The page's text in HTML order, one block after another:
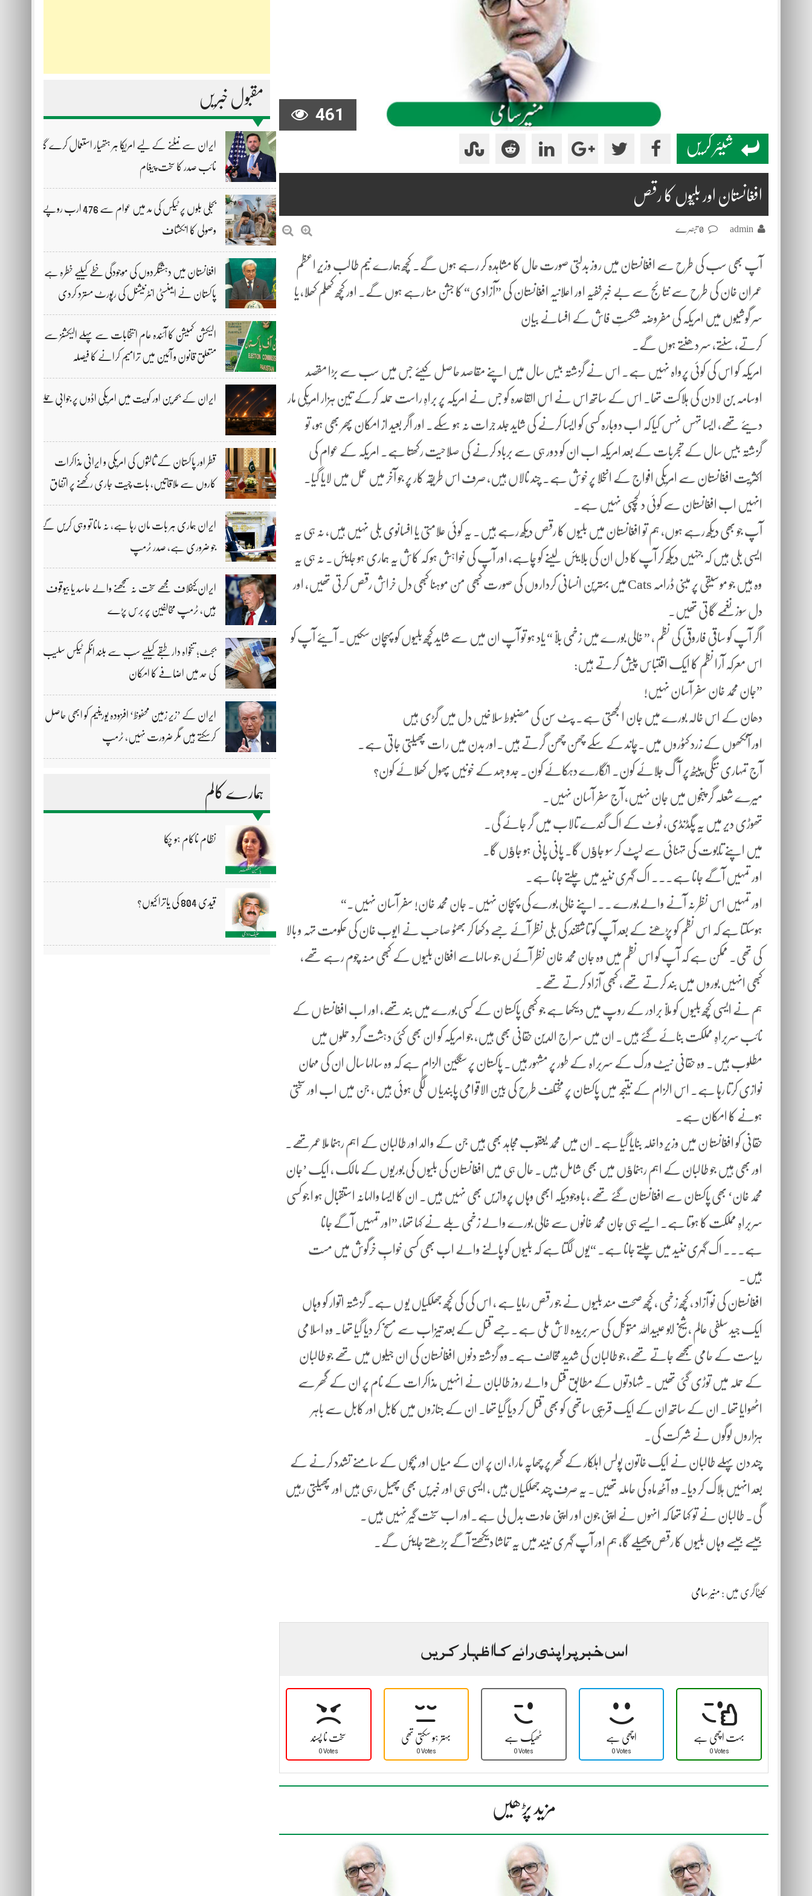
مقبول خبریں
ایران سے نمٹنے کے لیے امریکا ہر ہتھیار استعمال کرے گا،
نائب صدر کا سخت پیغام
بجلی بلوں پر ٹیکس کی مد میں عوام سے 476 ارب روپے
وصولی کا انکشاف
افغانستان میں دہشتگردوں کی موجودگی خطے کیلیے خطرہ ہے،
پاکستان نے ایمنسٹی انٹرنیشنل کی رپورٹ مسترد کردی
الیکشن کمیشن کا آئندہ عام انتخابات سے پہلے الیکشنز سے
متعلق قانون و آئین میں ترامیم کرانے کا فیصلہ
ایران کے بحرین اور کویت میں امریکی اڈوں پر جوابی حملے
قطر اور پاکستان کے ثالثوں کی امریکی و ایرانی مذاکرات
کاروں سے ملاقاتیں، بات چیت جاری رکھنے پر اتفاق
ایران ہماری ہر بات مان رہا ہے، نہ مانا تو وہی کریں گے
جو ضروری ہے، صدر ٹرمپ
ایران کیخلاف مجھے سخت نہ سمجھنے والے حاسد یا بیوقوف
ہیں، ٹرمپ مخالفین پر برس پڑے
بجٹ؛ تنخواہ دار طبقے کیلیے سب سے بلند انکم ٹیکس سلیب
کی حد میں اضافے کا امکان
ایران کے ’زیر زمین محفوظ‘ افزودہ یورینیم کو ابھی حاصل
کرسکتے ہیں مگر ضرورت نہیں، ٹرمپ
ہمارے کالم
نظام ناکام ہو چکا
قیدی 804 کی یاترا کیوں؟
461
شیئر کریں
افغانستان اور بلیّوں کا رقص
admin
آپ بھی سب کی طرح سے افغانستان میں روز بدلتی صورت حال کا مشاہدہ کر رہے ہوں گے۔ کچھ ہمارے نیم طالب وزیرِ اعظم
عمران خان کی طرح سے نتائج سے بے خبرخفیہ اور اعلانیہ افغانستان کی ”آزادی“ کا جشن منا رہے ہوں گے۔ اور کچھ کھلم کھلا، یا
سر گوشیوں میں امریکہ کی مفروضہ شکستِ فاش کے افسانے بیان
کرتے، سنتے، سر دھنتے ہوں گے۔
امریکہ کو اس کی کوئی پرواہ نہیں ہے۔ اس نے گزشتہ بیس سال میں اپنے مقاصد حاصل کیئے جس میں سب سے بڑا مقصد
اوسامہ بن لادن کی ہلاکت تھا۔ اس کے ساتھ اس نے اس القاعدہ کو جس نے امریکہ پر براہِ راست حملہ کرکے تین ہزار امریکی مار
دیئے تھے، ایسا تہس نہس کیا کہ اب دوبارہ کسی کو ایسا کرنے کی شاید جلد جرات نہ ہو سکے۔ اور اگر بعید از امکان پھر بھی ہو، تو
گزشتہ بیس سال کے تجربات کے بعد امریکہ اب ان کو دور ہی سے برباد کرنے کی صلاحیت رکھتا ہے۔ امریکہ کے عوام کی
اکثریت افغانستان سے امریکی افواج کے انخلا پر خوش ہے۔ چند نالاں ہیں، صرف اس طریقہ کار پر جو آخر میں عمل میں لایا گیا۔
انہیں اب افغانستان سے کوئی دلچسپی نہیں ہے۔
آپ جو بھی دیکھ رہے ہوں، ہم تو افغانستان میں بلیوں کا رقص دیکھ رہے ہیں۔ یہ کوئی علامتی یا افسانوی بلی نہیں ہیں، نہ ہی یہ
ایسی بلی ہیں کہ جنہیں دیکھ کر آپ کا دل ان کی بلایئں لینے کو چاہے، اور آپ کی خواہش ہو کہ کاش یہ ہماری ہو جایئں۔ نہ ہی یہ
وہ ہیں جو موسیقی پر مبنی ڈرامہ Cats میں بہترین انسانی کرداروں کی صورت کبھی من موہنا کبھی دل خراش رقص کرتی تھیں، اور
دل سوز نغمے گاتی تھیں۔
اگر آپ کو ساقی فاروقی کی نظم ، ” خالی بورے میں زخمی بلّا “ یاد ہو تو آپ ان میں سے شاید کچھ بلیوں کو پہچان سکیں۔ آیئے آپ کو
اس معرکہ آرا نظم کا ایک اقتباس پیش کرتے ہیں:
”جان محمد خان سفر آسان نہیں!
دھان کے اس خالہ بورے میں جان الجھتی ہے۔ پٹ سن کی مضبوط سلاخیں دل میں گڑی ہیں
اور آنکھوں کے زرد کٹوروں میں۔چاند کے سکے چھن چھن گرتے ہیں۔اور بدن میں رات پھیلتی جاتی ہے۔
آج تمہاری ننگی پیٹھ پر آگ جلائے کون۔ انگارے دہکائے کون۔ جدو جہد کے خونیں پھول کھلائے کون؟
میرے شعلہ گر پنجوں میں جان نہیں، آج سفر آسان نہیں۔
تھوڑی دیر میں یہ پگڈنڈی، ٹوٹ کے اک گندے تالاب میں گر جائے گی۔
میں اپنے تابوت کی تہنائی سے لپٹ کر سو جاﺅں گا۔ پانی پانی ہو جاﺅں گا۔
اور تمہیں آگے جانا ہے۔۔۔ اک گہری ننید میں چلتے جانا ہے۔
اور تمہیں اس نظر نہ آنے والے بورے ۔۔ اپنے خالی بورے کی پہچان نہیں۔ جان محمد خان! سفر آسان نہیں۔“
ہوسکتا ہے کہ اس نظم کو پڑھنے کے بعد آپ کو تاشقند کی بلی نظر آئے جسے دکھا کر بھٹو صاحب نے ایوب خان کی حکومت تہہ و بالا
کی تھی۔ ممکن ہے کہ آپ کو اس نظم میں وہ جان محمد خان نظر آئےں جو سالہاسے افغان بلیوں کے کبھی منہ چوم رہے تھے،
کبھی انہیں بوروں میں بند کرتے تھے، کبھی آزاد کرتے تھے۔
ہم نے ایسی کچھ بلیوں کو ملاّ برادر کے روپ میں دیکھا ہے جو کبھی پاکستا ن کے کسی بورے میں بند تھے، اور اب افغانستا ں کے
نائب سربراہِ مملکت بنائے گئے ہیں۔ ان میں سراج الدین حقانی بھی ہیں، جو امریکہ کو ان بھی کئی دہشت گرد حملوں میں
مطلوب ہیں۔ وہ حقانی نیٹ ورک کے سربراہ کے طور پر مشہور ہیں۔ پاکستان پر سنگین الزام ہے کہ وہ سالہا سال ان کی مہمان
نوازی کرتا رہا ہے۔ اس الزام کے نتیجہ میں پاکستان پر مختلف طرح کی بین الاقوامی پابندیا ں لگی ہوئی ہیں ، جن میں اب اور سختی
ہونے کا امکان ہے۔
حقانی کو افغانستا ن میں وزیرِ داخلہ بنایا گیا ہے۔ ان میں محمد یعقوب مجاہد بھی ہیں جن کے والد اور طالبان کے اہم رہنما ملاعمرتھے۔
اور بھی ہیں جو طالبان کے اہم رہنماﺅں میں بھی شامل ہیں۔ حال ہی میں افغانستان کی بلیوں کی بوریوں کے مالک ، ایک ’جان
محمد خان‘ بھی پاکستان سے افغانستان گئے تھے ، باوجودیکہ ابھی وہاں پروازیں بھی نہیں ہیں۔ ان کا ایسا والہانہ استقبال ہو ا جو کسی
سربراہِ مملکت کا ہوتا ہے۔ ایسے ہی جان محمد خانوں سے خالی بورے والے زخمی بلے نے کہا تھا، ”اور تمہیں آگے جانا
ہے۔۔۔ اک گہری ننید میں چلتے جانا ہے۔ “یوں لگتا ہے کہ بلیوں کو پالنے والے اب بھی کسی خوابِ خرگوش میں مست
ہیں۔
افغانستان کی نو آزاد ، کچھ زخمی ، کچھ صحت مند بلیوں نے جو رقص رمایا ہے ، اس کی کی کچھ جھلکیاں یو ں ہے۔ گزشتہ اتوار کو وہاں
ایک جید سلفی عالم ، شیخ ابو عبیداللہ متوکل کی سر بریدہ لاش ملی ہے۔جسے قتل کے بعد تیزاب سے مسخ کر دیا گیا تھا۔ وہ اسلامی
ریاست کے حامی سمجھے جاتے تھے، جو طالبان کی شدید مخالف ہے۔وہ گزشتہ دنوں افغانستان کی ان جیلوں میں تھے جو طالبان
کے حملہ میں توڑی گئی تھیں ۔ شہادتوں کے مطابق قتل والے روز طالبان نے انہیں مذاکرات کے نام پر ان کے گھر سے
اٹھوایا تھا۔ ان کے ساتھ ان کے ایک قریبی ساتھی کو بھی قتل کر دیا گیا تھا۔ ان کے جنازوں میں کابل اور کابل سے باہر
ہزاروں لوگوں نے شرکت کی۔
چند دن پہلے طالبان نے ایک خاتون پولس اہلکار کے گھر پر چھاپہ مارا، ان پر ان کے میاں اور بچوں کے سامنے تشدد کرنے کے
بعد انہیں ہلاک کر دیا۔ وہ آٹھ ماہ کی حاملہ تھیں۔ یہ صرف چند جھلکیاں ہیں ، ایسی ہی اور خبریں بھی پھیل رہی ہیں اور پھیلتی رہیں
گی۔ طالبان نے تو کہا تھا کہ انہوں نے اپنی جون او ر اپنی عادت بدل لی ہے۔اور اب سخت گیر نہیں ہیں۔
جیسے جیسے وہاں بلیوں کا رقص پھیلے گا، ہم اور آپ گہر ی نیند میں یہ تماشا دیکھتے آگے بڑھتے جایئں گے۔
کیٹاگری میں : منیر سامی
اس خبر پر اپنی رائے کا اظہار کریں
سخت نا پسند
0 Votes
بہتر ہو سکتی تھی
0 Votes
ٹھیک ہے
0 Votes
اچھی ہے
0 Votes
بہت اچھی ہے
0 Votes
مزید پڑھیں